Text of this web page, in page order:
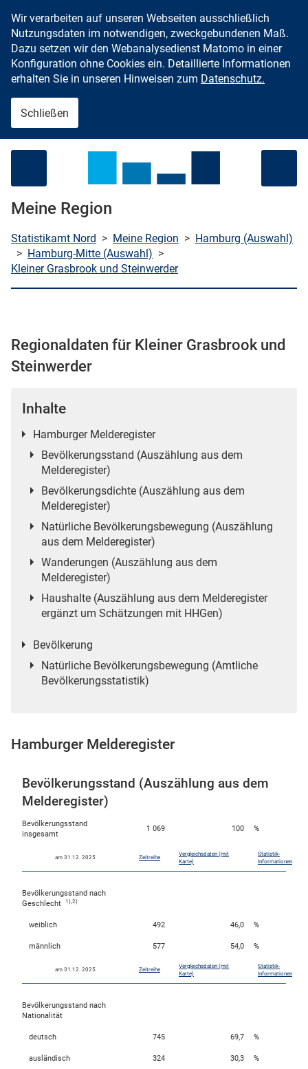
Zum Inhalt springen
(Mikrozensus)
Wir verarbeiten auf unseren Webseiten ausschließlich
Nutzungsdaten im notwendigen, zweckgebundenen Maß.
Dazu setzen wir den Webanalysedienst Matomo in einer
Konfiguration ohne Cookies ein. Detaillierte Informationen
erhalten Sie in unseren Hinweisen zum Datenschutz.
Schließen
Meine Region
Statistikamt Nord > Meine Region > Hamburg (Auswahl)
> Hamburg-Mitte (Auswahl) >
Kleiner Grasbrook und Steinwerder
Regionaldaten für Kleiner Grasbrook und
Steinwerder
Inhalte
Hamburger Melderegister
Bevölkerungsstand (Auszählung aus dem
Melderegister)
Bevölkerungsdichte (Auszählung aus dem
Melderegister)
Natürliche Bevölkerungsbewegung (Auszählung
aus dem Melderegister)
Wanderungen (Auszählung aus dem
Melderegister)
Haushalte (Auszählung aus dem Melderegister
ergänzt um Schätzungen mit HHGen)
Bevölkerung
Natürliche Bevölkerungsbewegung (Amtliche
Bevölkerungsstatistik)
Hamburger Melderegister
Bevölkerungsstand (Auszählung aus dem
Melderegister)
Bevölkerungsstand
insgesamt
1 069 100 %
am 31.12. 2025 Zeitreihe
Vergleichsdaten (mit
Karte)
Statistik-
Informationen
Bevölkerungsstand nach
Geschlecht 1),2)
weiblich 492 46,0 %
männlich 577 54,0 %
am 31.12. 2025 Zeitreihe
Vergleichsdaten (mit
Karte)
Statistik-
Informationen
Bevölkerungsstand nach
Nationalität
deutsch 745 69,7 %
ausländisch 324 30,3 %